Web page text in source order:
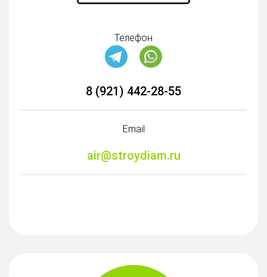
Телефон
8 (921) 442-28-55
Email
air@stroydiam.ru